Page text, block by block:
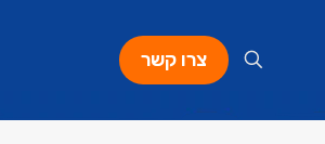
צרו קשר